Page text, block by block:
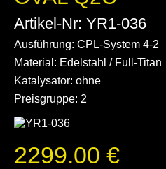
Artikel-Nr: YR1-036
Ausführung: CPL-System 4-2
Material: Edelstahl / Full-Titan
Katalysator: ohne
Preisgruppe: 2
2299.00 €